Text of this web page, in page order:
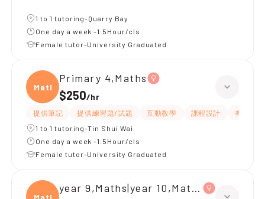
1 to 1 tutoring-Quarry Bay
One day a week -1.5Hour/cls
Female tutor-University Graduated
Maths
Primary 4,Maths
$250/hr
提供筆記 提供練習題/試題 互動教學 課程設計
有耐性
1 to 1 tutoring-Tin Shui Wai
One day a week -1.5Hour/cls
Female tutor-University Graduated
Maths
year 9,Maths|year 10,Maths